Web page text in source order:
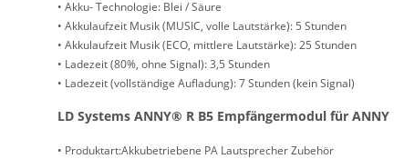
• Akku- Technologie: Blei / Säure
• Akkulaufzeit Musik (MUSIC, volle Lautstärke): 5 Stunden
• Akkulaufzeit Musik (ECO, mittlere Lautstärke): 25 Stunden
• Ladezeit (80%, ohne Signal): 3,5 Stunden
• Ladezeit (vollständige Aufladung): 7 Stunden (kein Signal)
LD Systems ANNY® R B5 Empfängermodul für ANNY
• Produktart:Akkubetriebene PA Lautsprecher Zubehör